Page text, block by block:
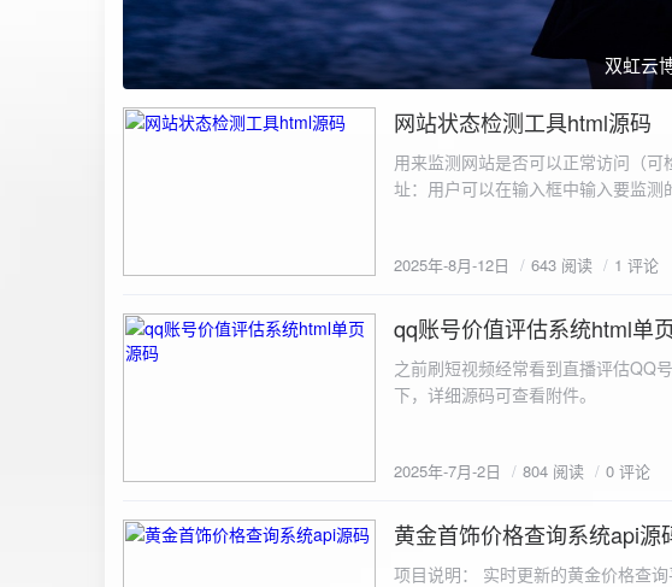
双虹云
2025-8-12
网站状态检测工具html源码
用来监测网站是否可以正常访问（
址：用户可以在输入框中输入要监测
同时也会从筛选下拉框中移除该网址
测功能： 设置监测间隔：用户可以
停止监测：点击 “开始监测” 按钮，
隔时间循环检测。点击 “停止监测”
行最多 3 次重试，若重试后仍失败
会显示所有或筛选后的监测日志，
2025年-8月-12日 643 阅读 1 评论
2025-7-2
qq账号价值评估系统html单
之前刷短视频经常看到直播评估QQ
2025年-7月-2日 804 阅读 0 评论
2025-6-29
黄金首饰价格查询系统api源
项目说明： 实时更新的黄金价格查